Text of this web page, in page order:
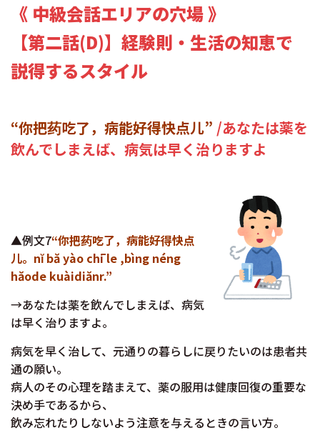
《 中級会話エリアの穴場 》
【第二話(D)】経験則・生活の知恵で
説得するスタイル
“你把药吃了，病能好得快点儿” /あなたは薬を
飲んでしまえば、病気は早く治りますよ
▲例文7“你把药吃了，病能好得快点
儿。nĭ bă yào chī le ,bìng néng
hăode kuàidiănr.”
→あなたは薬を飲んでしまえば、病気
は早く治りますよ。
病気を早く治して、元通りの暮らしに戻りたいのは患者共
通の願い。
病人のその心理を踏まえて、薬の服用は健康回復の重要な
決め手であるから、
飲み忘れたりしないよう注意を与えるときの言い方。